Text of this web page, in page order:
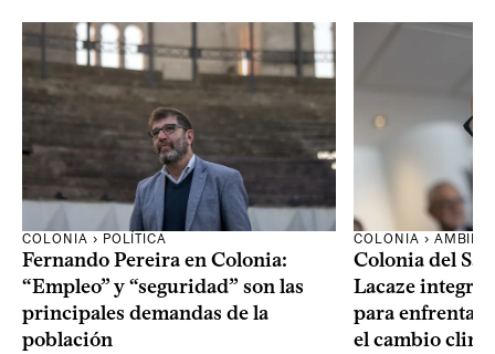
COLONIA › POLÍTICA
Fernando Pereira en Colonia:
“Empleo” y “seguridad” son las
principales demandas de la
población
COLONIA ›
Colonia del
Lacaze
para enfrentar
el cambio